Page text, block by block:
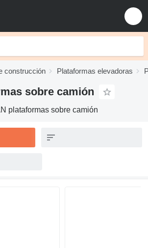
construcción Plataformas elevadoras
sobre camión
plataformas sobre camión